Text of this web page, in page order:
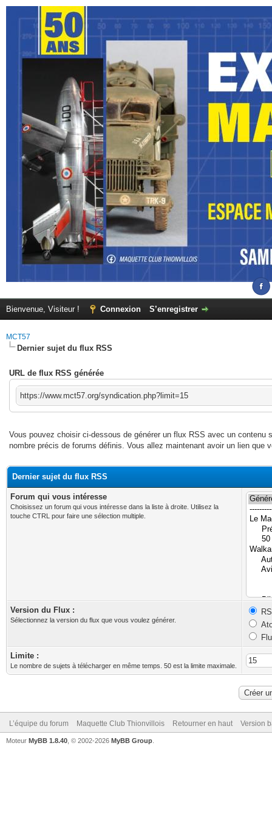
Bienvenue, Visiteur ! Connexion S’enregistrer
MCT57
Dernier sujet du flux RSS
URL de flux RSS générée
https://www.mct57.org/syndication.php?limit=15
Vous pouvez choisir ci-dessous de générer un flux RSS avec un
nombre précis de forums définis. Vous allez maintenant avoir un lien
Dernier sujet du flux RSS
Forum qui vous intéresse
Choisissez un forum qui vous intéresse dans la liste à droite. Utilisez la
touche CTRL pour faire une sélection multiple.
Version du Flux :
Sélectionnez la version du flux que vous voulez générer.
Limite :
Le nombre de sujets à télécharger en même temps. 50 est la limite maximale.
L’équipe du forum Maquette Club Thionvillois Retourner en haut Version
Moteur MyBB 1.8.40 , © 2002-2026 MyBB Group